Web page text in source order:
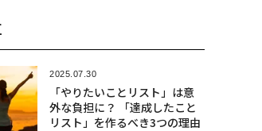
2025.07.30
「やりたいことリスト」は意
外な負担に？ 「達成したこと
リスト」を作るべき3つの理由